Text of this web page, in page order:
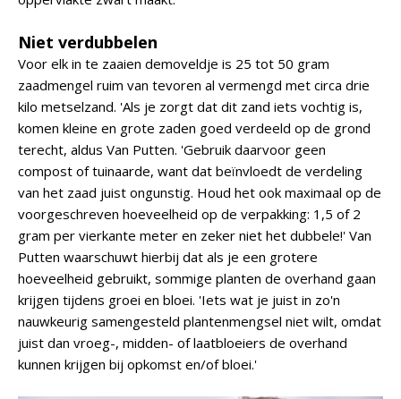
Niet verdubbelen
Voor elk in te zaaien demoveldje is 25 tot 50 gram
zaadmengel ruim van tevoren al vermengd met circa drie
kilo metselzand. 'Als je zorgt dat dit zand iets vochtig is,
komen kleine en grote zaden goed verdeeld op de grond
terecht, aldus Van Putten. 'Gebruik daarvoor geen
compost of tuinaarde, want dat beïnvloedt de verdeling
van het zaad juist ongunstig. Houd het ook maximaal op de
voorgeschreven hoeveelheid op de verpakking: 1,5 of 2
gram per vierkante meter en zeker niet het dubbele!' Van
Putten waarschuwt hierbij dat als je een grotere
hoeveelheid gebruikt, sommige planten de overhand gaan
krijgen tijdens groei en bloei. 'Iets wat je juist in zo'n
nauwkeurig samengesteld plantenmengsel niet wilt, omdat
juist dan vroeg-, midden- of laatbloeiers de overhand
kunnen krijgen bij opkomst en/of bloei.'